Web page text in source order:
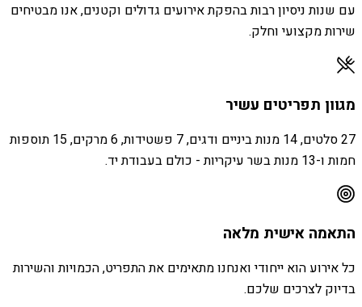
עם שנות ניסיון רבות בהפקת אירועים גדולים וקטנים, אנו מבטיחים
שירות מקצועי וחלק.
מגוון תפריטים עשיר
27 סלטים, 14 מנות ביניים ודגים, 7 פשטידות, 6 מרקים, 15 תוספות
חמות ו-13 מנות בשר עיקריות - כולם בעבודת יד.
התאמה אישית מלאה
כל אירוע הוא ייחודי ואנחנו מתאימים את התפריט, הכמויות והשירות
בדיוק לצרכים שלכם.